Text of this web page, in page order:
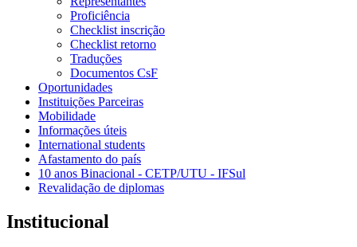
Proficiência
Checklist inscrição
Checklist retorno
Traduções
Documentos CsF
Oportunidades
Instituições Parceiras
Mobilidade
Informações úteis
International students
Afastamento do país
10 anos Binacional - CETP/UTU - IFSul
Revalidação de diplomas
Institucional